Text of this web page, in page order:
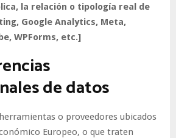
la relación o tipología real de
Google Analytics, Meta,
WPForms, etc.]
de datos
o proveedores ubicados
Europeo, o que traten